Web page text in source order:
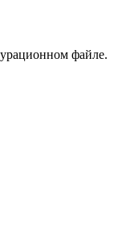
файле.